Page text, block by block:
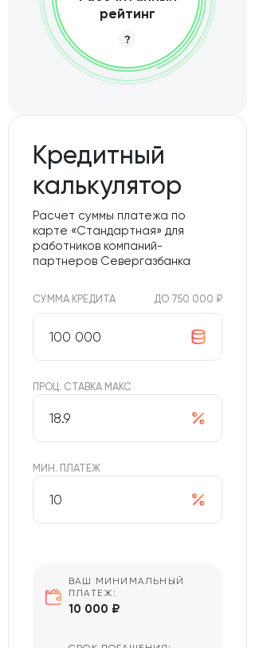
рейтинг
Кредитный
калькулятор
Расчет суммы платежа по
карте «Стандартная» для
работников компаний-
партнеров Севергазбанка
СУММА КРЕДИТА ДО 750 000 ₽
ПРОЦ. СТАВКА МАКС
МИН. ПЛАТЕЖ
ВАШ МИНИМАЛЬНЫЙ
ПЛАТЕЖ:
10 000 ₽